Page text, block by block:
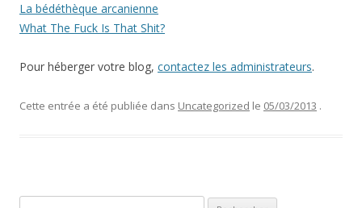
La bédéthèque arcanienne
What The Fuck Is That Shit?
Pour héberger votre blog, contactez les administrateurs.
Cette entrée a été publiée dans Uncategorized le 05/03/2013 .